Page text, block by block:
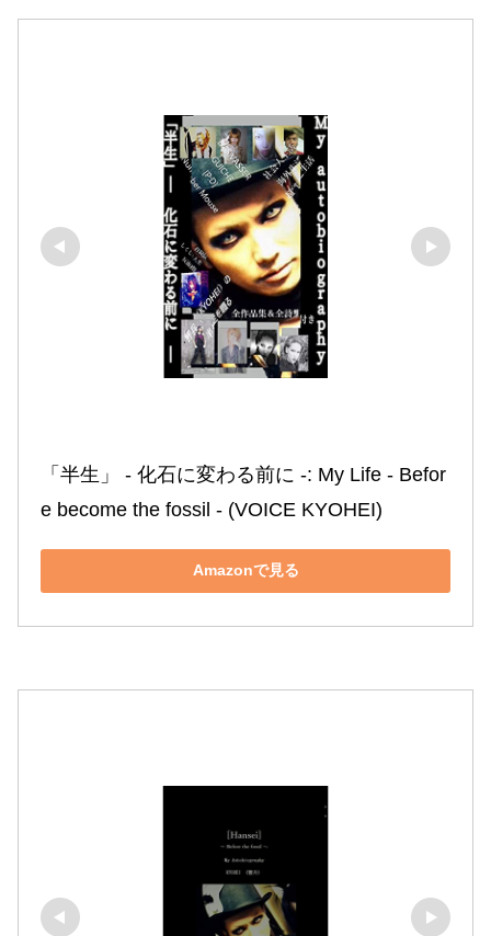
「半生」 ‐ 化石に変わる前に ‐: My Life ‐ Befor
e become the fossil ‐ (VOICE KYOHEI)
Amazonで見る